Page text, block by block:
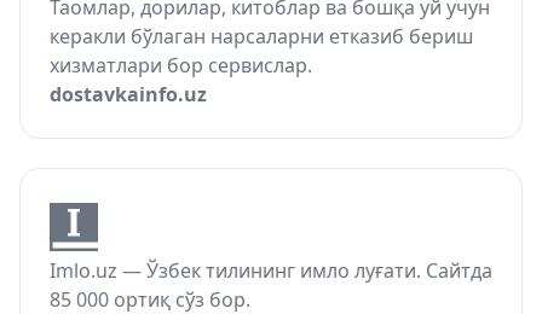
Таомлар, дорилар, китоблар ва бошқа уй учун
керакли бўлаган нарсаларни етказиб бериш
хизматлари бор сервислар.
dostavkainfo.uz
Imlo.uz — Ўзбек тилининг имло луғати. Сайтда
85 000 ортиқ сўз бор.